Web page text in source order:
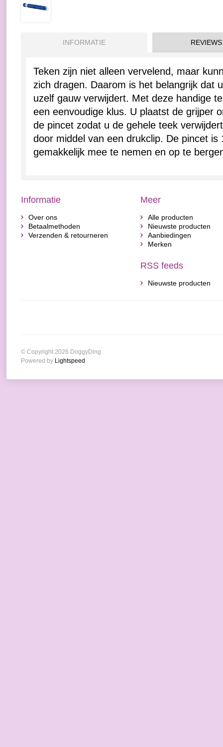
INFORMATIE REVIEWS
Teken zijn niet alleen vervelend, maar
zich dragen. Daarom is het belangrijk dat
uzelf gauw verwijdert. Met deze handige
een eenvoudige klus. U plaatst de grijper
de pincet zodat u de gehele teek
door middel van een drukclip. De pincet is
gemakkelijk mee te nemen en op te
Informatie
Over ons
Betaalmethoden
Verzenden & retourneren
Meer
Alle producten
Nieuwste producten
Aanbiedingen
Merken
RSS feeds
Nieuwste producten
© Copyright 2026 DoggyDing
Powered by Lightspeed